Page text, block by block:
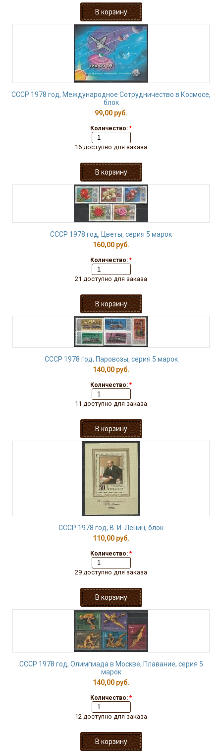
СССР 1978 год, Международное Сотрудничество в Космосе,
блок
99,00 руб.
Количество: *
16 доступно для заказа
СССР 1978 год, Цветы, серия 5 марок
160,00 руб.
Количество: *
21 доступно для заказа
СССР 1978 год, Паровозы, серия 5 марок
140,00 руб.
Количество: *
11 доступно для заказа
СССР 1978 год, В. И. Ленин, блок
110,00 руб.
Количество: *
29 доступно для заказа
СССР 1978 год, Олимпиада в Москве, Плавание, серия 5
марок
140,00 руб.
Количество: *
12 доступно для заказа